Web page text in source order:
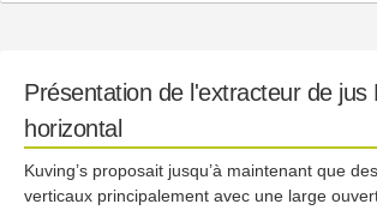
Présentation de l'extracteur de jus
horizontal
Kuving’s proposait jusqu’à maintenant que
verticaux principalement avec une large